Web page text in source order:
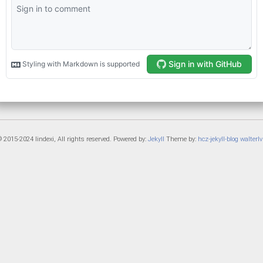
2015-2024 lindexi, All rights reserved. Powered by: Jekyll Theme by: hcz-jekyll-blog walterlv